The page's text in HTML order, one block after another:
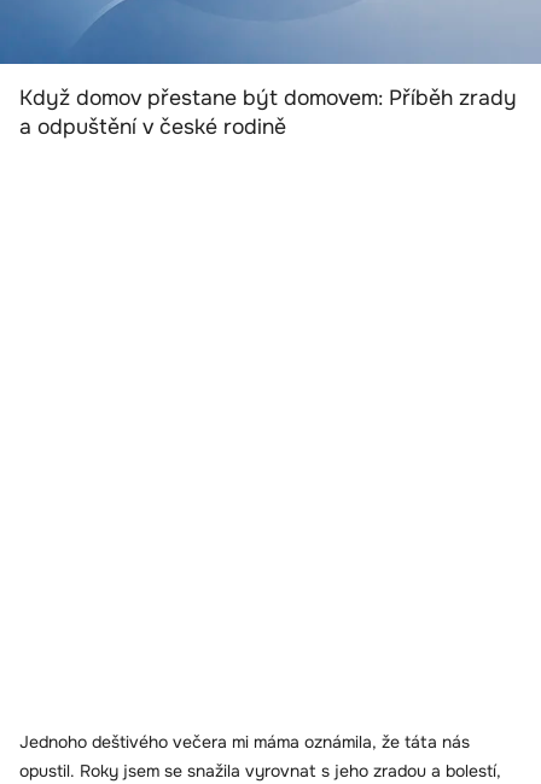
Když domov přestane být domovem: Příběh zrady
a odpuštění v české rodině
Jednoho deštivého večera mi máma oznámila, že táta nás
opustil. Roky jsem se snažila vyrovnat s jeho zradou a bolestí,